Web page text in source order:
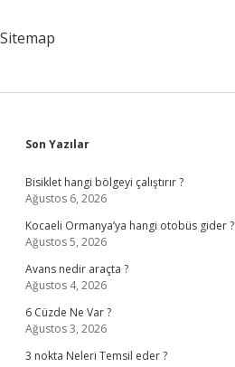
Sitemap
Sidebar
Son Yazılar
Bisiklet hangi bölgeyi çalıştırır ?
Ağustos 6, 2026
Kocaeli Ormanya’ya hangi otobüs gider ?
Ağustos 5, 2026
Avans nedir araçta ?
Ağustos 4, 2026
6 Cüzde Ne Var ?
Ağustos 3, 2026
3 nokta Neleri Temsil eder ?